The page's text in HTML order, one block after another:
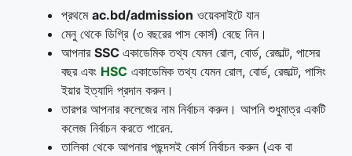
প্রথমে ac.bd/admission ওয়েবসাইটে যান
মেনু থেকে ডিগ্রি (৩ বছরের পাস কোর্স) বেছে নিন।
আপনার SSC একাডেমিক তথ্য যেমন রোল, বোর্ড, রেজাল্ট, পাসের
বছর এবং HSC একাডেমিক তথ্য যেমন রোল, বোর্ড, রেজাল্ট, পাসিং
ইয়ার ইত্যাদি প্রদান করুন।
তারপর আপনার কলেজের নাম নির্বাচন করুন। আপনি শুধুমাত্র একটি
কলেজ নির্বাচন করতে পারেন.
তালিকা থেকে আপনার পছন্দসই কোর্স নির্বাচন করুন (এক বা